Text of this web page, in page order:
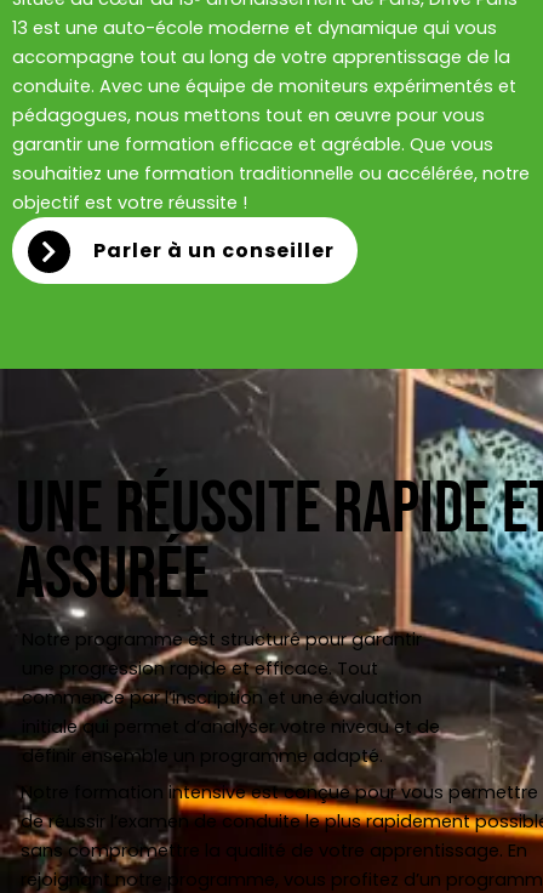
13 est une auto-école moderne et dynamique qui vous
accompagne tout au long de votre apprentissage de la
conduite. Avec une équipe de moniteurs expérimentés et
pédagogues, nous mettons tout en œuvre pour vous
garantir une formation efficace et agréable. Que vous
souhaitiez une formation traditionnelle ou accélérée, notre
objectif est votre réussite !
Parler à un conseiller
une réussite rapide
assurée
Notre formation intensive est conçue pour vous permettre
de réussir l’examen de conduite le plus rapidement
sans compromettre la qualité de votre apprentissage. En
rejoignant notre programme, vous profitez d’un
Notre programme est structuré pour garantir
une progression rapide et efficace. Tout
commence par l’inscription et une évaluation
initiale qui permet d’analyser votre niveau et de
définir ensemble un programme adapté.